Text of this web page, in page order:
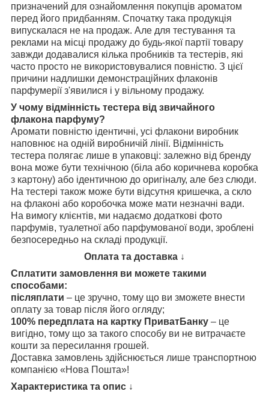
призначений для ознайомлення покупців ароматом
перед його придбанням. Спочатку така продукція
випускалася не на продаж. Але для тестування та
реклами на місці продажу до будь-якої партії товару
завжди додавалися кілька пробників та тестерів, які
часто просто не використовувалися повністю. З цієї
причини надлишки демонстраційних флаконів
парфумерії з'явилися і у вільному продажу.
У чому відмінність тестера від звичайного
флакона парфуму?
Аромати повністю ідентичні, усі флакони виробник
наповнює на одній виробничій лінії. Відмінність
тестера полягає лише в упаковці: залежно від бренду
вона може бути технічною (біла або коричнева коробка
з картону) або ідентичною до оригіналу, але без слюди.
На тестері також може бути відсутня кришечка, а скло
на флаконі або коробочка може мати незначні вади.
На вимогу клієнтів, ми надаємо додаткові фото
парфумів, туалетної або парфумованої води, зроблені
безпосередньо на складі продукції.
Оплата та доставка ↓
Сплатити замовлення ви можете такими
способами:
післяплати – це зручно, тому що ви зможете внести
оплату за товар після його огляду;
100% передплата на картку ПриватБанку – це
вигідно, тому що за такого способу ви не витрачаєте
кошти за пересилання грошей.
Доставка замовлень здійснюється лише транспортною
компанією «Нова Пошта»!
Характеристика та опис ↓